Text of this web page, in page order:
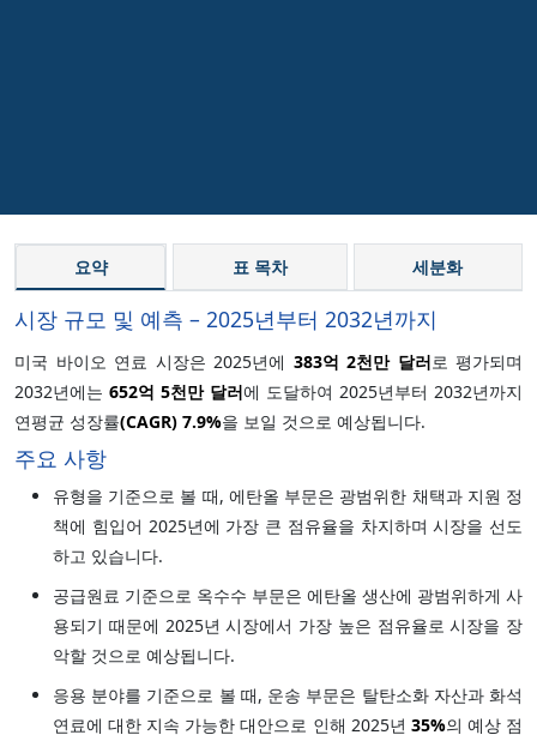
요약 표 목차 세분화
시장 규모 및 예측 – 2025년부터 2032년까지
미국 바이오 연료 시장은 2025년에 383억 2천만 달러로 평가되며
2032년에는 652억 5천만 달러에 도달하여 2025년부터 2032년까지
연평균 성장률(CAGR) 7.9%을 보일 것으로 예상됩니다.
주요 사항
유형을 기준으로 볼 때, 에탄올 부문은 광범위한 채택과 지원 정
책에 힘입어 2025년에 가장 큰 점유율을 차지하며 시장을 선도
하고 있습니다.
공급원료 기준으로 옥수수 부문은 에탄올 생산에 광범위하게 사
용되기 때문에 2025년 시장에서 가장 높은 점유율로 시장을 장
악할 것으로 예상됩니다.
응용 분야를 기준으로 볼 때, 운송 부문은 탈탄소화 자산과 화석
연료에 대한 지속 가능한 대안으로 인해 2025년 35%의 예상 점